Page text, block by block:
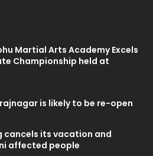
Martial Arts Academy Excels
Championship held at
is likely to be re-open
cancels its vacation and
affected people